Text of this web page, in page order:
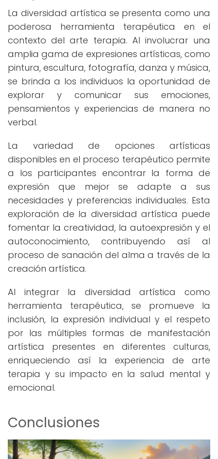
La diversidad artística se presenta como una
poderosa herramienta terapéutica en el
contexto del arte terapia. Al involucrar una
amplia gama de expresiones artísticas, como
pintura, escultura, fotografía, danza y música,
se brinda a los individuos la oportunidad de
explorar y comunicar sus emociones,
pensamientos y experiencias de manera no
verbal.
La variedad de opciones artísticas
disponibles en el proceso terapéutico permite
a los participantes encontrar la forma de
expresión que mejor se adapte a sus
necesidades y preferencias individuales. Esta
exploración de la diversidad artística puede
fomentar la creatividad, la autoexpresión y el
autoconocimiento, contribuyendo así al
proceso de sanación del alma a través de la
creación artística.
Al integrar la diversidad artística como
herramienta terapéutica, se promueve la
inclusión, la expresión individual y el respeto
por las múltiples formas de manifestación
artística presentes en diferentes culturas,
enriqueciendo así la experiencia de arte
terapia y su impacto en la salud mental y
emocional.
Conclusiones